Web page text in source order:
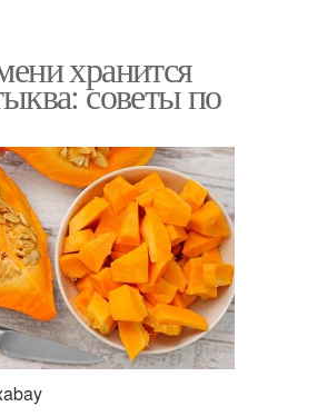
хранится
советы по